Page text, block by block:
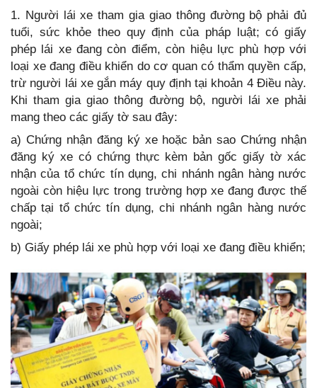
1. Người lái xe tham gia giao thông đường bộ phải đủ
tuổi, sức khỏe theo quy định của pháp luật; có giấy
phép lái xe đang còn điểm, còn hiệu lực phù hợp với
loại xe đang điều khiển do cơ quan có thẩm quyền cấp,
trừ người lái xe gắn máy quy định tại khoản 4 Điều này.
Khi tham gia giao thông đường bộ, người lái xe phải
mang theo các giấy tờ sau đây:
a) Chứng nhận đăng ký xe hoặc bản sao Chứng nhận
đăng ký xe có chứng thực kèm bản gốc giấy tờ xác
nhận của tổ chức tín dụng, chi nhánh ngân hàng nước
ngoài còn hiệu lực trong trường hợp xe đang được thế
chấp tại tổ chức tín dụng, chi nhánh ngân hàng nước
ngoài;
b) Giấy phép lái xe phù hợp với loại xe đang điều khiển;